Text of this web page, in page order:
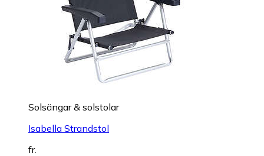
Solsängar & solstolar
Isabella Strandstol
fr.